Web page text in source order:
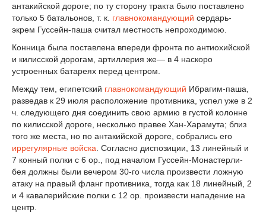
антакийской дороге; по ту сторону тракта было поставлено
только 5 батальонов, т. к. главнокомандующий сердарь-
экрем Гуссейн-паша считал местность непроходимою.
Конница была поставлена впереди фронта по антиохийской
и килисской дорогам, артиллерия же— в 4 наскоро
устроенных батареях перед центром.
Между тем, египетский главнокомандующий Ибрагим-паша,
разведав к 29 июля расположение противника, успел уже в 2
ч. следующего дня соединить свою армию в густой колонне
по килисской дороге, несколько правее Хан-Харамута; близ
того же места, но по антакийской дороге, собрались его
иррегулярные войска . Согласно диспозиции, 13 линейный и
7 конный полки с 6 ор., под началом Гуссейн-Монастерли-
бея должны были вечером 30-го числа произвести ложную
атаку на правый фланг противника, тогда как 18 линейный, 2
и 4 кавалерийские полки с 12 ор. произвести нападение на
центр.